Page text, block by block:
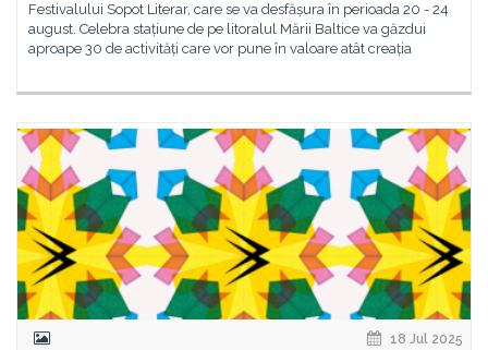
Festivalului Sopot Literar, care se va desfășura în perioada 20 - 24
august. Celebra stațiune de pe litoralul Mării Baltice va găzdui
aproape 30 de activități care vor pune în valoare atât creația
18 Jul 2025